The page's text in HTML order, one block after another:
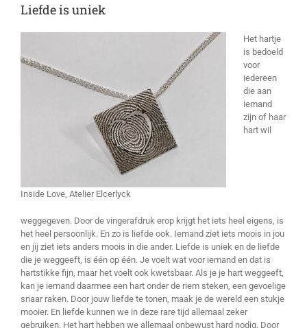
Liefde is uniek
Inside Love, Atelier Elcerlyck
Het hartje
is bedoeld
voor
iedereen
die aan
iemand
zijn of haar
hart wil
weggegeven. Door de vingerafdruk erop krijgt het iets heel eigens, is
het heel persoonlijk. En zo is liefde ook. Iemand ziet iets moois in jou
en jij ziet iets anders moois in die ander. Liefde is uniek en de liefde
die je weggeeft, is één op één. Je voelt wat voor iemand en dat is
hartstikke fijn, maar het voelt ook kwetsbaar. Als je je hart weggeeft,
kan je iemand daarmee een hart onder de riem steken, een gevoelige
snaar raken. Door jouw liefde te tonen, maak je de wereld een stukje
mooier. En liefde kunnen we in deze rare tijd allemaal zeker
gebruiken. Het hart hebben we allemaal onbewust hard nodig. Door